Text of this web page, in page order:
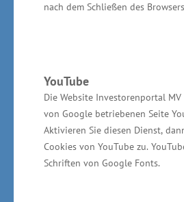
nach dem Schließen des
YouTube
Die Website Investorenportal
von Google betriebenen Seite
Aktivieren Sie diesen Dienst,
Cookies von YouTube zu.
Schriften von Google Fonts.
dem Gebiet der
Kreislauferkrankungen,
Gesundheitstourismus,
Übersicht über die Struktur,
Stärken unserer
Gesundheitswirtschaft wird
marktgerecht erarbeitet und
Gesundheitsministerium
weiterer verabredeter